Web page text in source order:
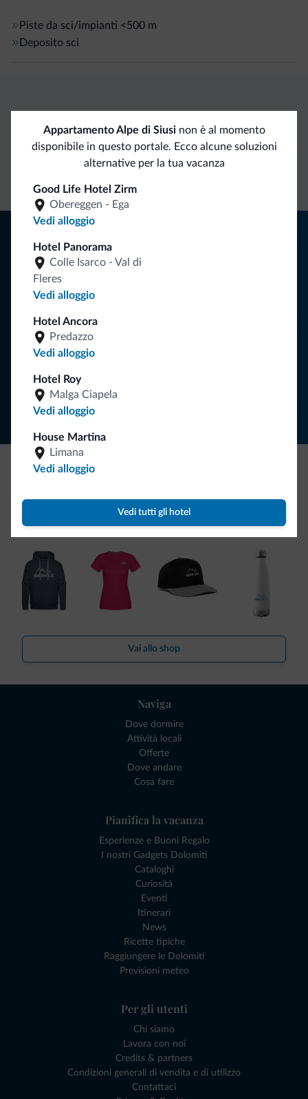
Piste da sci/impianti <500 m
Deposito sci
Appartamento Alpe di Siusinon è al momento
disponibile in questo portale. Ecco alcune soluzioni
alternative per la tua vacanza
Good Life Hotel Zirm
Obereggen - Ega
Vedi alloggio
Hotel Panorama
Colle Isarco - Val di
Fleres
Vedi alloggio
Hotel Ancora
Predazzo
Vedi alloggio
Hotel Roy
Malga Ciapela
Vedi alloggio
House Martina
Limana
Vedi alloggio
Vedi tutti gli hotel
Vantaggi esclusivi Dolomiti.it
Contatto
Tariffe
Consigli dalle Dolomiti
Riceverai informazioni, offerte esclusive e news per la tua
ISCRIVITI ALLA NEWSLETTER
Ce l'avete chiesto in tanti. Ecco la nuova collezione firmata
Dolomiti.it!
Vai allo shop
Naviga
Dove dormire
Attività locali
Offerte
Dove andare
Cosa fare
Pianifica la vacanza
Esperienze e Buoni Regalo
I nostri Gadgets Dolomiti
Cataloghi
Curiosità
Eventi
Itinerari
News
Ricette tipiche
Raggiungere le Dolomiti
Previsioni meteo
Per gli utenti
Chi siamo
Lavora con noi
Credits & partners
Condizioni generali di vendita e di utilizzo
Contattaci